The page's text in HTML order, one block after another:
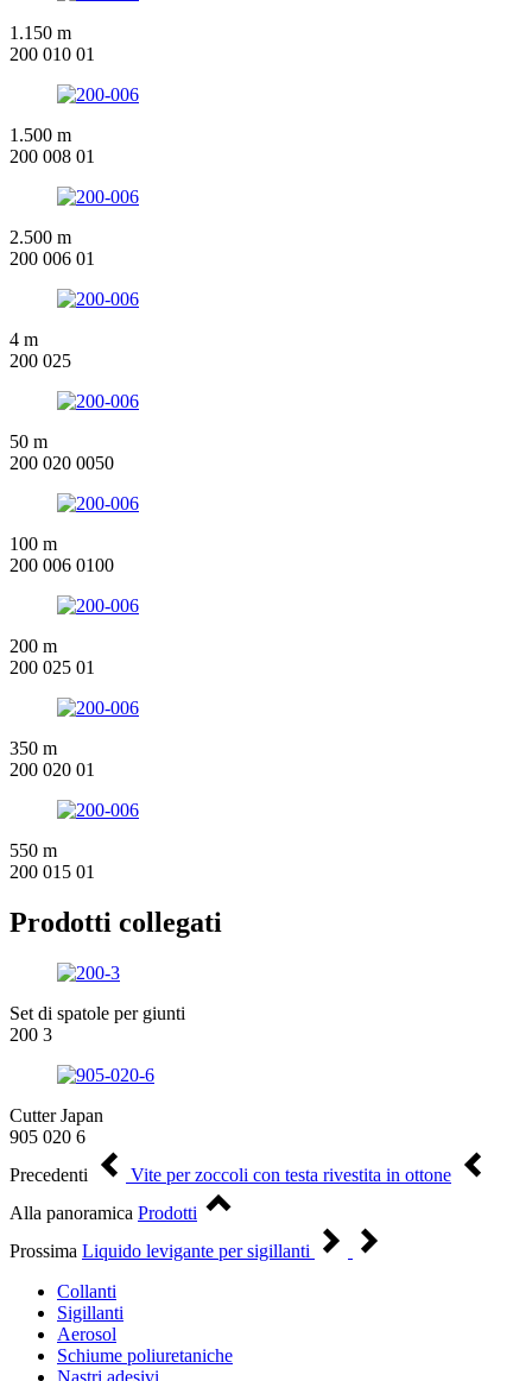
1.150 m
200 010 01
1.500 m
200 008 01
2.500 m
200 006 01
4 m
200 025
50 m
200 020 0050
100 m
200 006 0100
200 m
200 025 01
350 m
200 020 01
550 m
200 015 01
Prodotti collegati
Set di spatole per giunti
200 3
Cutter Japan
905 020 6
Precedenti
Vite per zoccoli con testa rivestita in ottone
Alla panoramica Prodotti
Prossima Liquido levigante per sigillanti
Collanti
Sigillanti
Aerosol
Schiume poliuretaniche
Nastri adesivi